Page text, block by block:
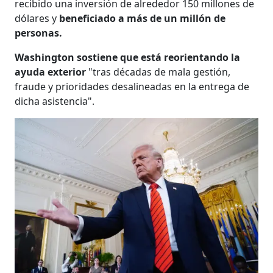
recibido una inversión de alrededor 150 millones de
dólares y beneficiado a más de un millón de
personas.
Washington sostiene que está reorientando la
ayuda exterior "tras décadas de mala gestión,
fraude y prioridades desalineadas en la entrega de
dicha asistencia".